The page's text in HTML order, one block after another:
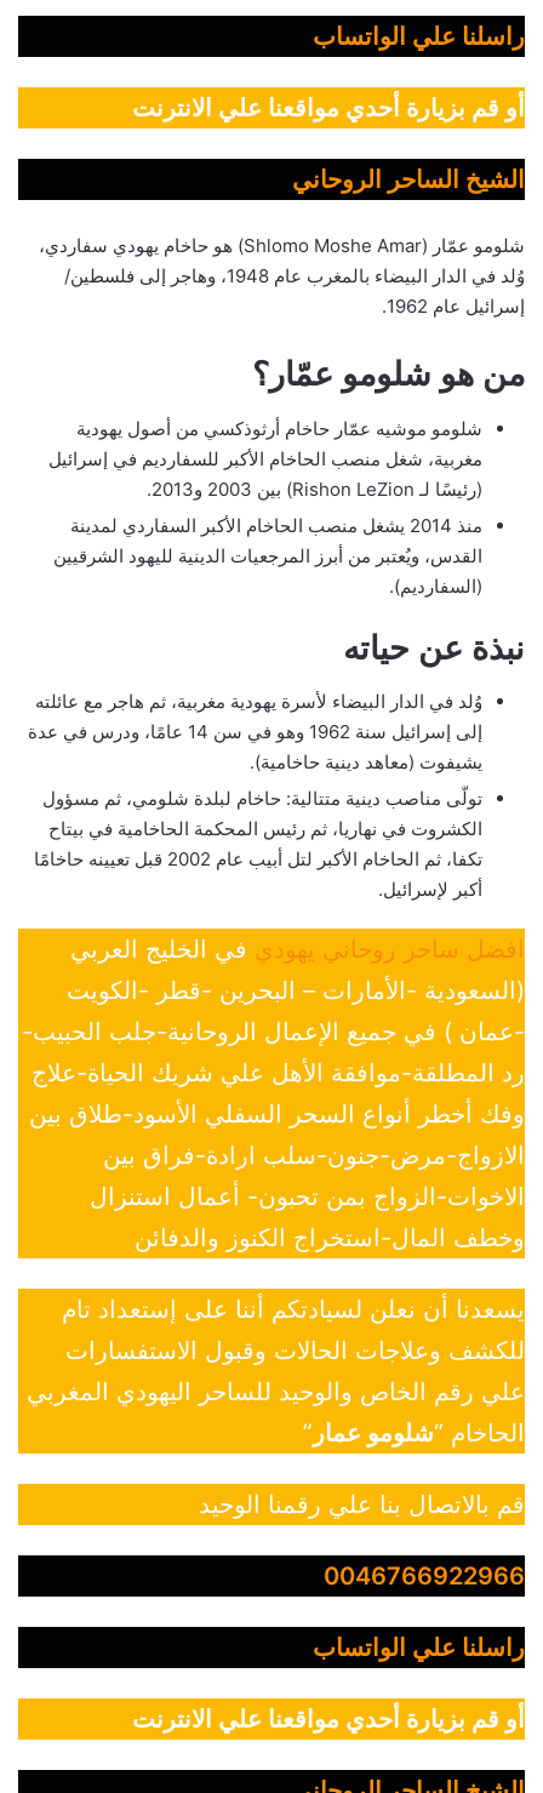
راسلنا علي الواتساب
أو قم بزيارة أحدي مواقعنا علي الانترنت
الشيخ الساحر الروحاني
شلومو عمّار (Shlomo Moshe Amar) هو حاخام يهودي سفاردي،
وُلد في الدار البيضاء بالمغرب عام 1948، وهاجر إلى فلسطين/
إسرائيل عام 1962.
من هو شلومو عمّار؟
شلومو موشيه عمّار حاخام أرثوذكسي من أصول يهودية
مغربية، شغل منصب الحاخام الأكبر للسفارديم في إسرائيل
(رئيسًا لـ Rishon LeZion) بين 2003 و2013.
منذ 2014 يشغل منصب الحاخام الأكبر السفاردي لمدينة
القدس، ويُعتبر من أبرز المرجعيات الدينية لليهود الشرقيين
(السفارديم).
نبذة عن حياته
وُلد في الدار البيضاء لأسرة يهودية مغربية، ثم هاجر مع عائلته
إلى إسرائيل سنة 1962 وهو في سن 14 عامًا، ودرس في عدة
يشيفوت (معاهد دينية حاخامية).
تولّى مناصب دينية متتالية: حاخام لبلدة شلومي، ثم مسؤول
الكشروت في نهاريا، ثم رئيس المحكمة الحاخامية في بيتاح
تكفا، ثم الحاخام الأكبر لتل أبيب عام 2002 قبل تعيينه حاخامًا
أكبر لإسرائيل.
افضل ساحر روحاني يهودي في الخليج العربي
(السعودية -الأمارات – البحرين -قطر -الكويت
-عمان ) في جميع الإعمال الروحانية-جلب الحبيب-
رد المطلقة-موافقة الأهل علي شريك الحياة-علاج
وفك أخطر أنواع السحر السفلي الأسود-طلاق بين
الازواج-مرض-جنون-سلب ارادة-فراق بين
الاخوات-الزواج بمن تحبون- أعمال استنزال
وخطف المال-استخراج الكنوز والدفائن
يسعدنا أن نعلن لسيادتكم أننا على إستعداد تام
للكشف وعلاجات الحالات وقبول الاستفسارات
علي رقم الخاص والوحيد للساحر اليهودي المغربي
الحاخام “شلومو عمار ”
قم بالاتصال بنا علي رقمنا الوحيد
0046766922966
راسلنا علي الواتساب
أو قم بزيارة أحدي مواقعنا علي الانترنت